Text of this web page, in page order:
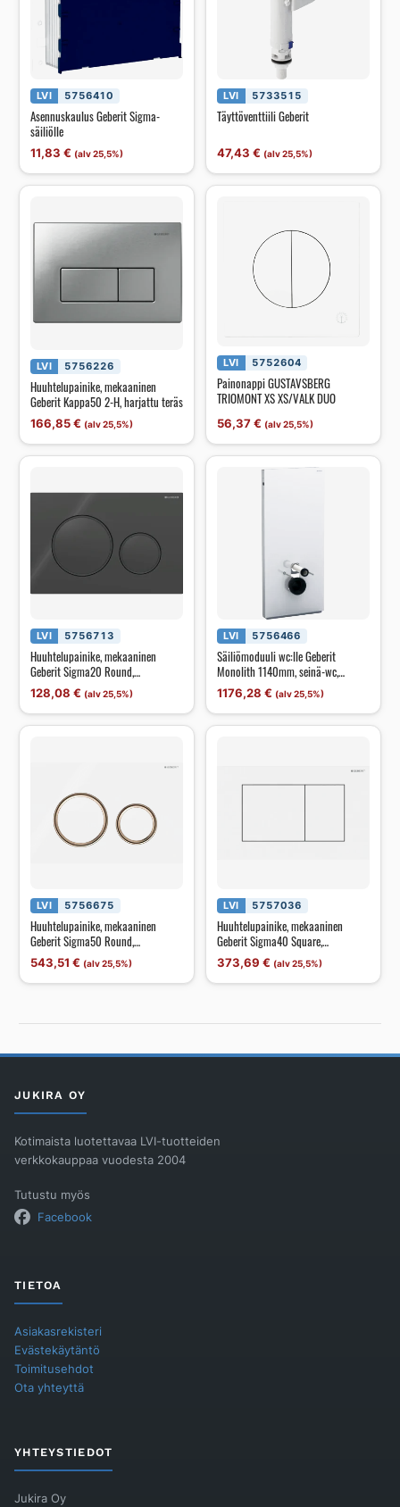
LVI 5756410
Asennuskaulus Geberit Sigma-
säiliölle
11,83 € (alv 25,5%)
LVI 5733515
Täyttöventtiili Geberit
47,43 € (alv 25,5%)
LVI 5756226
Huuhtelupainike, mekaaninen
Geberit Kappa50 2-H, harjattu teräs
166,85 € (alv 25,5%)
LVI 5752604
Painonappi GUSTAVSBERG
TRIOMONT XS XS/VALK DUO
56,37 € (alv 25,5%)
LVI 5756713
Huuhtelupainike, mekaaninen
Geberit Sigma20 Round,
musta/mattamusta
128,08 € (alv 25,5%)
LVI 5756466
Säiliömoduuli wc:lle Geberit
Monolith 1140mm, seinä-wc,
valkoinen
1176,28 € (alv 25,5%)
LVI 5756675
Huuhtelupainike, mekaaninen
Geberit Sigma50 Round,
punakulta/valkoinen
543,51 € (alv 25,5%)
LVI 5757036
Huuhtelupainike, mekaaninen
Geberit Sigma40 Square,
mattavalkoinen
373,69 € (alv 25,5%)
JUKIRA OY
Kotimaista luotettavaa LVI-tuotteiden
verkkokauppaa vuodesta 2004
Tutustu myös
Facebook
TIETOA
Asiakasrekisteri
Evästekäytäntö
Toimitusehdot
Ota yhteyttä
YHTEYSTIEDOT
Jukira Oy